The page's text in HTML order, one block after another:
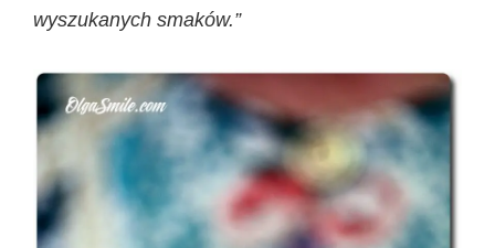
wyszukanych smaków.”